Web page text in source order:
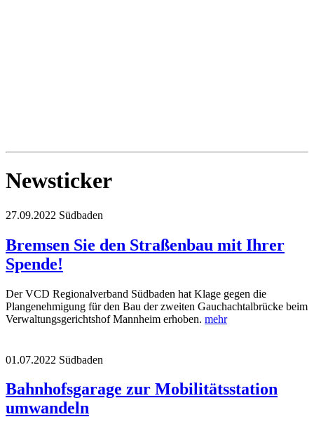
Newsticker
27.09.2022 Südbaden
Bremsen Sie den Straßenbau mit Ihrer
Spende!
Der VCD Regionalverband Südbaden hat Klage gegen die
Plangenehmigung für den Bau der zweiten Gauchachtalbrücke beim
Verwaltungsgerichtshof Mannheim erhoben. mehr
01.07.2022 Südbaden
Bahnhofsgarage zur Mobilitätsstation
umwandeln